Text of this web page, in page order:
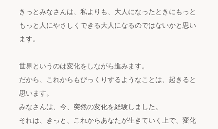
きっとみなさんは、私よりも、大人になったときにもっと
もっと人にやさしくできる大人になるのではないかと思い
ます。
世界というのは変化をしながら進みます。
だから、これからもびっくりするようなことは、起きると
思います。
みなさんは、今、突然の変化を経験しました。
それは、きっと、これからあなたが生きていく上で、変化